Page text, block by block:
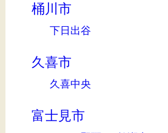
桶川市
下日出谷
久喜市
久喜中央
富士見市